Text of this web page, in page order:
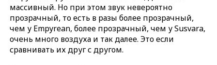
массивный. Но при этом звук невероятно
прозрачный, то есть в разы более прозрачный,
чем у Empyrean, более прозрачный, чем у Susvara,
очень много воздуха и так далее. Это если
сравнивать их друг с другом.